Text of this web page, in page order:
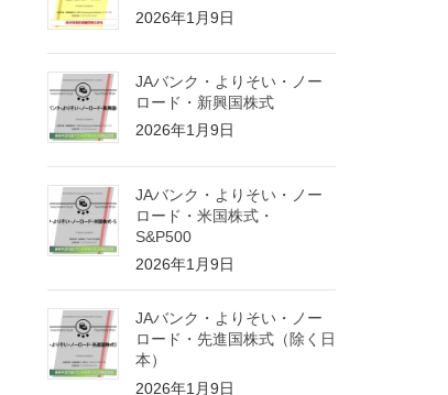
2026年1月9日
JAバンク・よりそい・ノー
ロード・新興国株式
2026年1月9日
JAバンク・よりそい・ノー
ロード・米国株式・
S&P500
2026年1月9日
JAバンク・よりそい・ノー
ロード・先進国株式（除く日
本）
2026年1月9日